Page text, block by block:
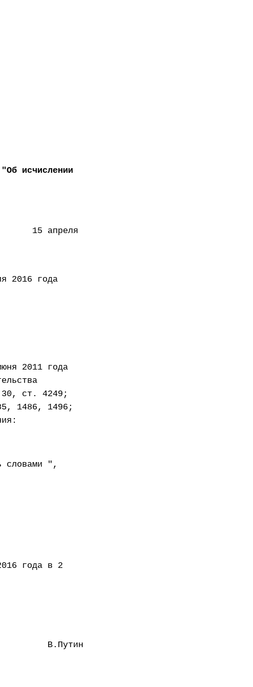
исчислении
апреля
года
2011 года
30, ст. 4249;
1486, 1496;
словами ",
года в 2
В.Путин